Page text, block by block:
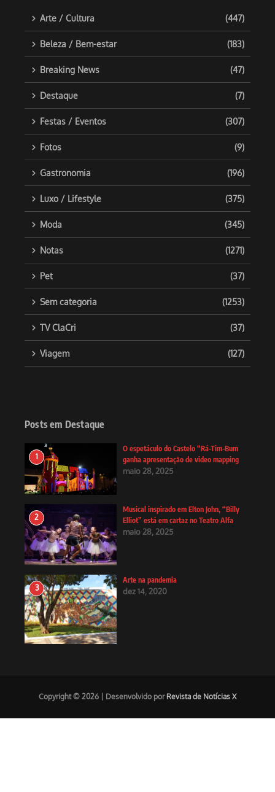
Arte / Cultura (447)
Beleza / Bem-estar (183)
Breaking News (47)
Destaque (7)
Festas / Eventos (307)
Fotos (9)
Gastronomia (196)
Luxo / Lifestyle (375)
Moda (345)
Notas (1271)
Pet (37)
Sem categoria (1253)
TV ClaCri (37)
Viagem (127)
Posts em Destaque
1
O espetáculo do Castelo “Rá-Tim-Bum
ganha apresentação de video mapping
maio 28, 2025
2
Musical inspirado em Elton John, “Billy
Elliot” está em cartaz no Teatro Alfa
maio 28, 2025
3
Arte na pandemia
dez 14, 2020
Copyright © 2026 | Desenvolvido porRevista de Notícias X